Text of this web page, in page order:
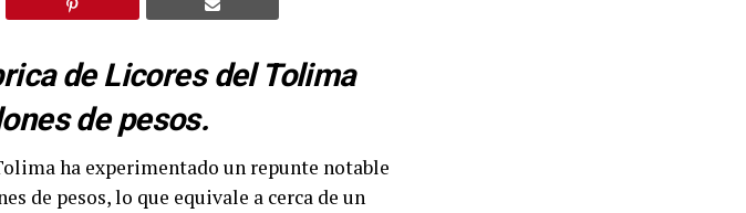
de Licores del Tolima
de pesos.
ha experimentado un repunte notable
de pesos, lo que equivale a cerca de un